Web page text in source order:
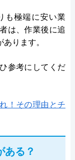
も極端に安い業
は、作業後に追
ります。
参考にしてくだ
！その理由とチ
ある？